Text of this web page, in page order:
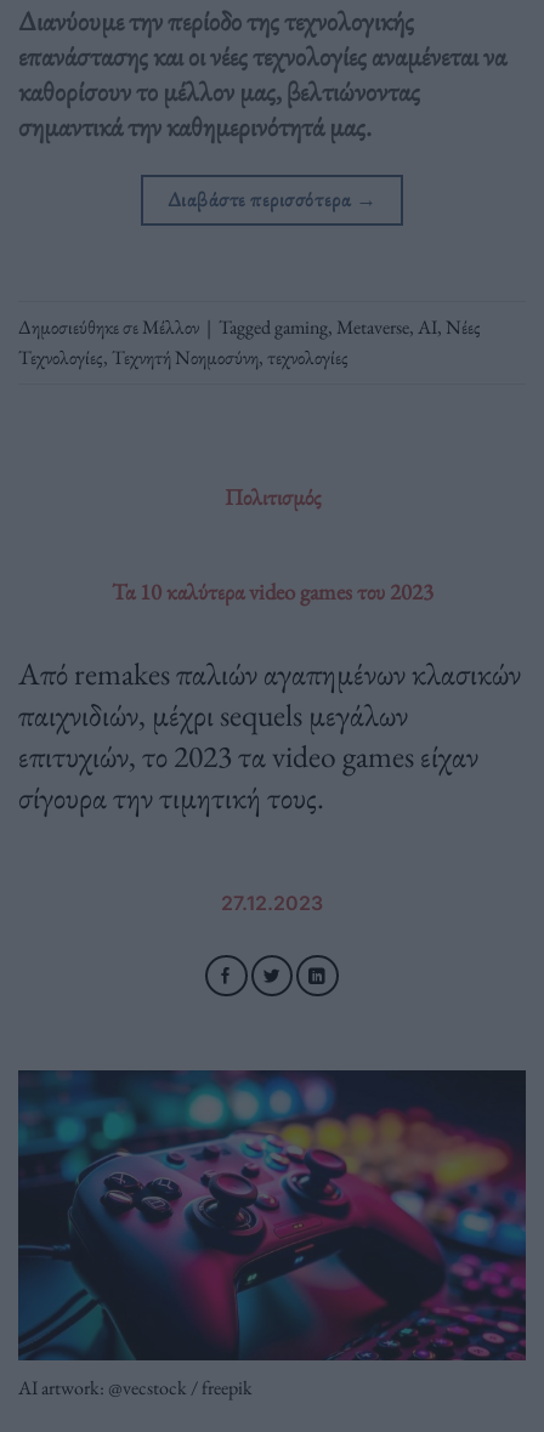
Διανύουμε την περίοδο της τεχνολογικής
επανάστασης και οι νέες τεχνολογίες αναμένεται να
καθορίσουν το μέλλον μας, βελτιώνοντας
σημαντικά την καθημερινότητά μας.
Διαβάστε περισσότερα →
Δημοσιεύθηκε σεΜέλλον | Taggedgaming, Metaverse,ΑΙ, Νέες
Τεχνολογίες, Τεχνητή Νοημοσύνη,τεχνολογίες
Πολιτισμός
Τα 10 καλύτερα video games του 2023
Από remakes παλιών αγαπημένων κλασικών
παιχνιδιών, μέχρι sequels μεγάλων
επιτυχιών, το 2023 τα video games είχαν
σίγουρα την τιμητική τους.
27.12.2023
AI artwork: @vecstock / freepik